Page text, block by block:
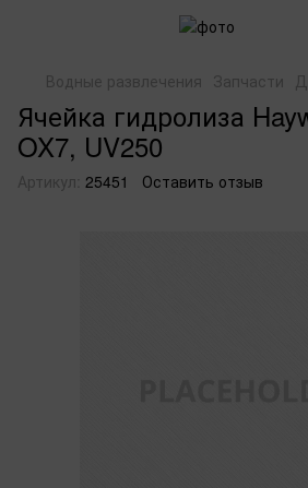
Водные развлечения Запчасти
Ячейка гидролиза
OX7, UV250
Артикул: 25451 Оставить отзыв